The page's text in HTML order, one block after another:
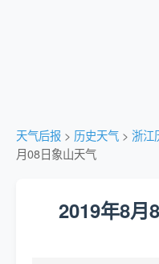
天气后报 > 历史天气 > 浙江
月08日象山天气
2019年8月